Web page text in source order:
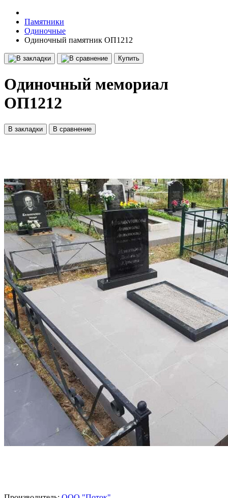
Памятники
Одиночные
Одиночный памятник ОП1212
Купить
Одиночный мемориал
ОП1212
В закладки В сравнение